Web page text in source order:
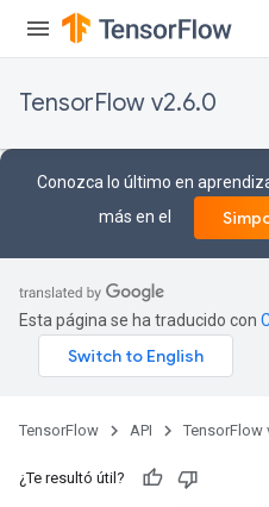
TensorFlow v2.6.0
Conozca lo último en
más en el
Esta página se ha traducido con
TensorFlow API TensorFlow
¿Te resultó útil?